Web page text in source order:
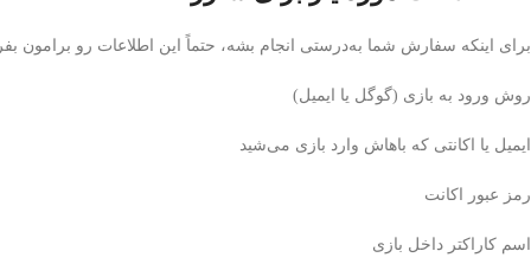
برای اینکه سفارش شما به‌درستی انجام بشه، حتماً این اطلاعات رو برامون
روش ورود به بازی (گوگل یا ایمیل)
ایمیل یا اکانتی که باهاش وارد بازی می‌شید
رمز عبور اکانت
اسم کاراکتر داخل بازی